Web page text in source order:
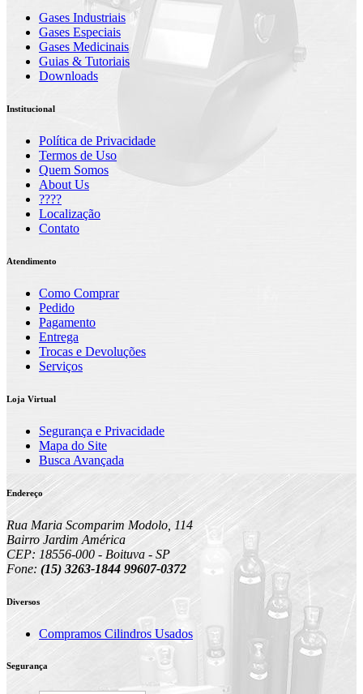
Gases Industriais
Gases Especiais
Gases Medicinais
Guias & Tutoriais
Downloads
Institucional
Política de Privacidade
Termos de Uso
Quem Somos
About Us
????
Localização
Contato
Atendimento
Como Comprar
Pedido
Pagamento
Entrega
Trocas e Devoluções
Serviços
Loja Virtual
Segurança e Privacidade
Mapa do Site
Busca Avançada
Endereço
Rua Maria Scomparim Modolo, 114
Bairro Jardim América
CEP: 18556-000 - Boituva - SP
Fone: (15) 3263-1844 99607-0372
Diversos
Compramos Cilindros Usados
Segurança